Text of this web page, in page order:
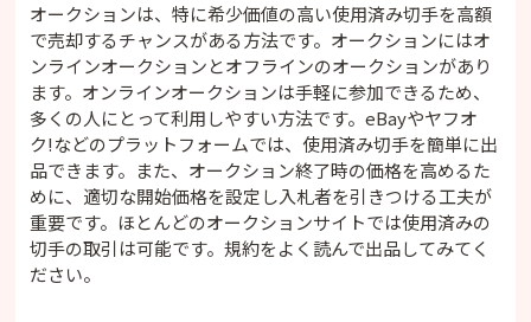
オークションは、特に希少価値の高い使用済み切手を高額
で売却するチャンスがある方法です。オークションにはオ
ンラインオークションとオフラインのオークションがあり
ます。オンラインオークションは手軽に参加できるため、
多くの人にとって利用しやすい方法です。eBayやヤフオ
ク!などのプラットフォームでは、使用済み切手を簡単に出
品できます。また、オークション終了時の価格を高めるた
めに、適切な開始価格を設定し入札者を引きつける工夫が
重要です。ほとんどのオークションサイトでは使用済みの
切手の取引は可能です。規約をよく読んで出品してみてく
ださい。